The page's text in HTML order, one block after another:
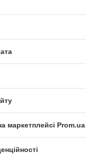
маркетплейсі Prom.ua